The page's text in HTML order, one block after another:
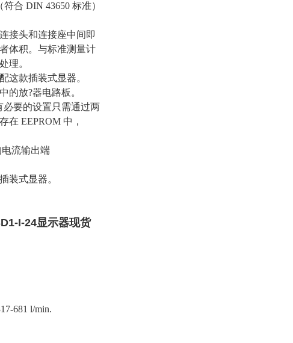
合 DIN 43650 标准）
接头和连接座中间即
体积。与标准测量计
理。
这款插装式显器。
的放?器电路板。
必要的设置只需通过两
在 EEPROM 中，
流输出端
装式显器。
I-24显示器现货
681 l/min.